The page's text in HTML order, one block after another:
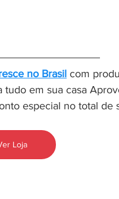
no Brasil com
em sua casa
especial no total de
Loja